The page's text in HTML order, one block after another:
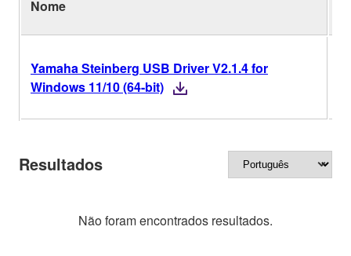
Nome
Yamaha Steinberg USB Driver V2.1.4 for
Windows 11/10 (64-bit)
Resultados
Não foram encontrados resultados.